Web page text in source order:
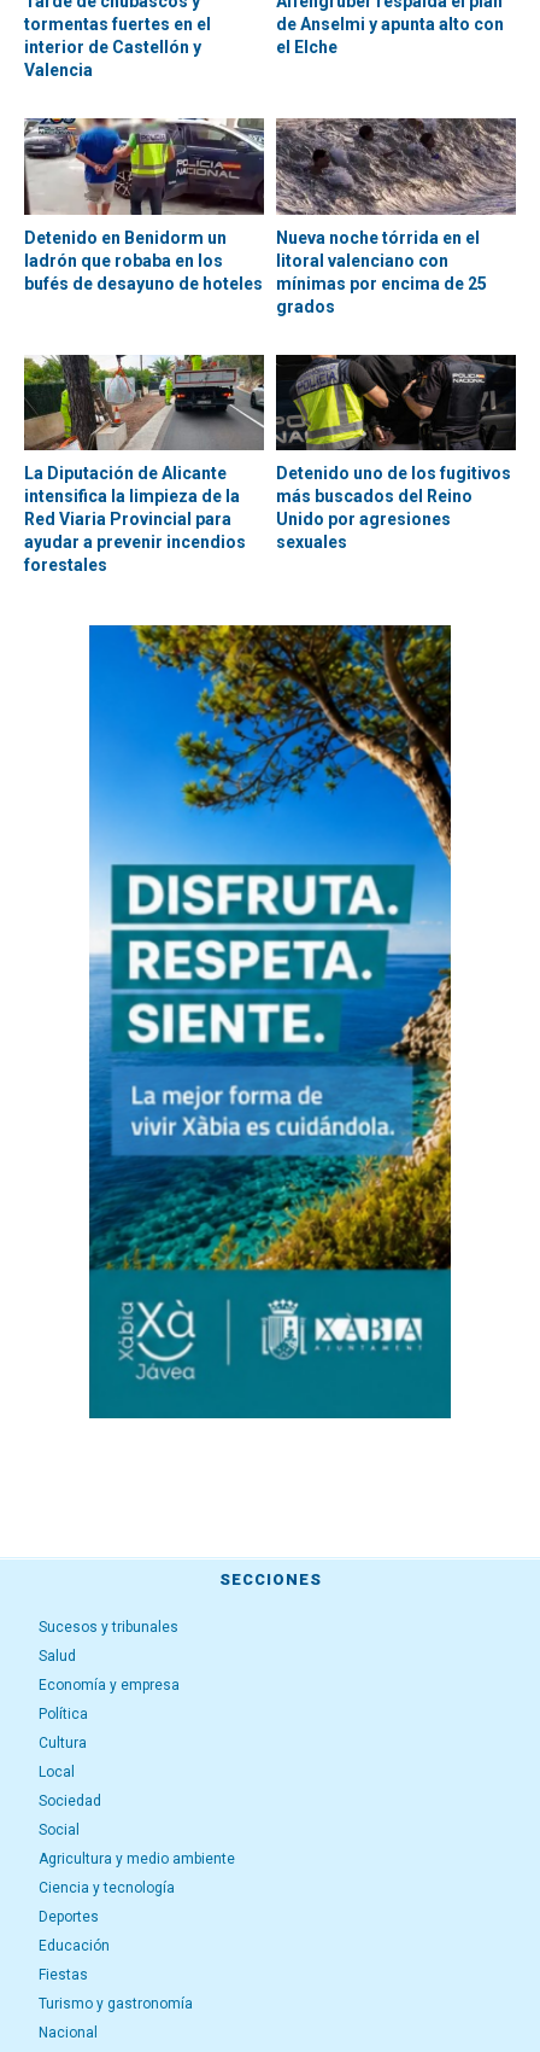
tormentas fuertes en el
interior de Castellón y
Valencia
de Anselmi y apunta alto con
el Elche
Detenido en Benidorm un
ladrón que robaba en los
bufés de desayuno de hoteles
Nueva noche tórrida en el
litoral valenciano con
mínimas por encima de 25
grados
La Diputación de Alicante
intensifica la limpieza de la
Red Viaria Provincial para
ayudar a prevenir incendios
forestales
Detenido uno de los fugitivos
más buscados del Reino
Unido por agresiones
sexuales
SECCIONES
Sucesos y tribunales
Salud
Economía y empresa
Política
Cultura
Local
Sociedad
Social
Agricultura y medio ambiente
Ciencia y tecnología
Deportes
Educación
Fiestas
Turismo y gastronomía
Nacional